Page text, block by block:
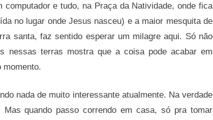
e tudo, na Praça da Natividade, onde fica
no lugar onde Jesus nasceu) e a maior mesquita de
santa, faz sentido esperar um milagre aqui. Só não
nessas terras mostra que a coisa pode acabar em
momento.
nada de muito interessante atualmente. Na verdade
quando passo correndo em casa, só pra tomar